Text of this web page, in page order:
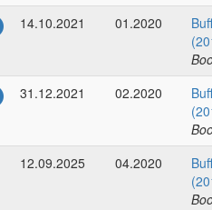
14.10.2021
01.2020
31.12.2021
02.2020
12.09.2025
04.2020